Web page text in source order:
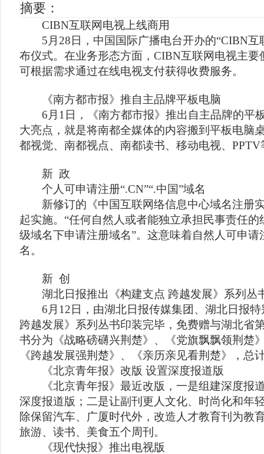
摘要：
CIBN互联网电视上线商用
5月28日，中国国际广播电台开办的“CIBN互
布仪式。在业务形态方面，CIBN互联网电视主
可根据需求通过在线电视支付获得收费服务。
《南方都市报》推自主品牌平板电脑
6月1日，《南方都市报》推出自主品牌的平
大亮点，就是将南都全媒体的内容搬到平板电脑
都视觉、南都视点、南都读书、移动电视、
新 政
个人可申请注册“.CN”“.中国”域名
新修订的《中国互联网络信息中心域名注册
起实施。“任何自然人或者能独立承担民事责任
级域名下申请注册域名”。这意味着自然人可申请
名。
新 创
湖北日报推出《构建支点 跨越发展》系列丛
6月12日，由湖北日报传媒集团、湖北日报特
跨越发展》系列丛书印装完毕，免费赠与湖北省
书分为《战略磅礴兴荆楚》、《党旗飘飘领荆楚
《跨越发展强荆楚》、《亲历亲见看荆楚》，总
《北京青年报》改版 设置深度报道版
《北京青年报》最近改版，一是组建深度报
深度报道版；二是让副刊更人文化、时尚化和年
除保留汽车、广厦时代外，改造人才教育刊为教
旅游、读书、美食五个周刊。
《现代快报》推出电视版